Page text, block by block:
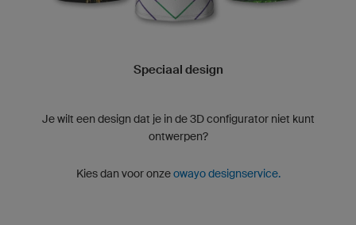
Speciaal design
Je wilt een design dat je in de 3D configurator niet kunt
ontwerpen?
Kies dan voor onzeowayo designservice.